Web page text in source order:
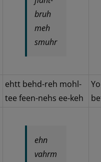
bruh
meh
smuhr
ehtt behd-reh mohl-
tee feen-nehs ee-keh
ehn
vahrm